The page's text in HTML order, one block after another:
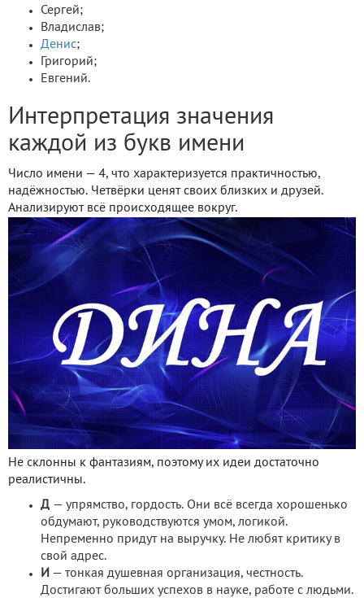
Сергей;
Владислав;
Денис;
Григорий;
Евгений.
Интерпретация значения
каждой из букв имени
Число имени — 4, что характеризуется практичностью,
надёжностью. Четвёрки ценят своих близких и друзей.
Анализируют всё происходящее вокруг.
Не склонны к фантазиям, поэтому их идеи достаточно
реалистичны.
Д — упрямство, гордость. Они всё всегда хорошенько
обдумают, руководствуются умом, логикой.
Непременно придут на выручку. Не любят критику в
свой адрес.
И — тонкая душевная организация, честность.
Достигают больших успехов в науке, работе с людьми.